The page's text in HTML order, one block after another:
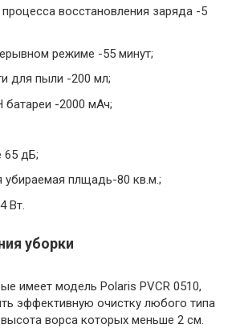
восстановления заряда -5
режиме -55 минут;
для пыли -200 мл;
батареи -2000 мАч;
дБ;
убираемая плщадь-80 кв.м.;
Вт.
уборки
имеет модель Polaris PVCR 0510,
эффективную очистку любого типа
ворса которых меньше 2 см.